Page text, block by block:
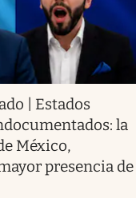
| Estados
la
México,
presencia de